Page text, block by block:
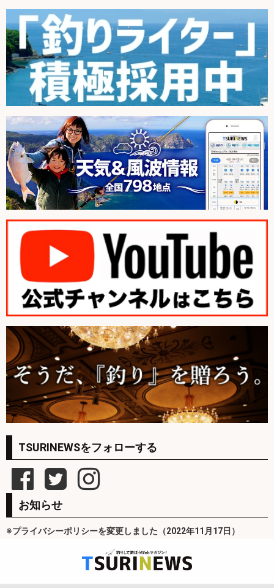
TSURINEWSをフォローする
お知らせ
※プライバシーポリシーを変更しました（2022年11月17日）